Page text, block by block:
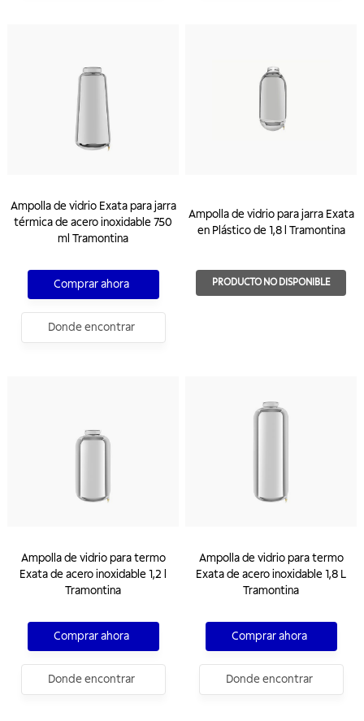
Ampolla de vidrio Exata para jarra
térmica de acero inoxidable 750
ml Tramontina
Comprar ahora
Donde encontrar
Ampolla de vidrio para jarra Exata
en Plástico de 1,8 l Tramontina
PRODUCTO NO DISPONIBLE
Ampolla de vidrio para termo
Exata de acero inoxidable 1,2 l
Tramontina
Comprar ahora
Donde encontrar
Ampolla de vidrio para termo
Exata de acero inoxidable 1,8 L
Tramontina
Comprar ahora
Donde encontrar